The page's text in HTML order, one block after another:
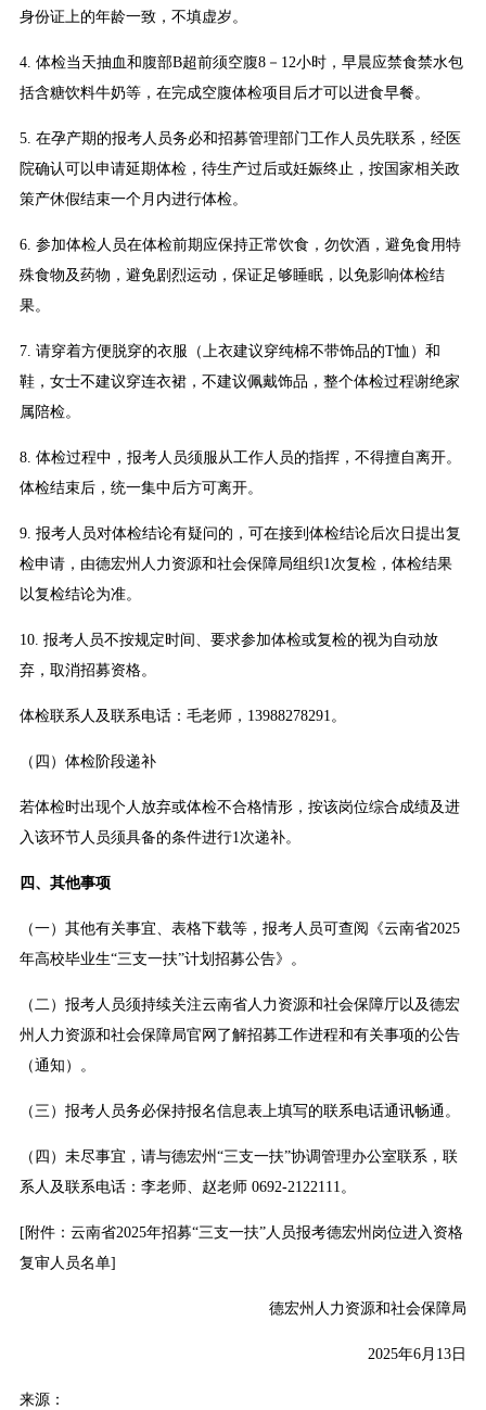
身份证上的年龄一致，不填虚岁。
4. 体检当天抽血和腹部B超前须空腹8－12小时，早晨应禁食禁水包
括含糖饮料牛奶等，在完成空腹体检项目后才可以进食早餐。
5. 在孕产期的报考人员务必和招募管理部门工作人员先联系，经医
院确认可以申请延期体检，待生产过后或妊娠终止，按国家相关政
策产休假结束一个月内进行体检。
6. 参加体检人员在体检前期应保持正常饮食，勿饮酒，避免食用特
殊食物及药物，避免剧烈运动，保证足够睡眠，以免影响体检结
果。
7. 请穿着方便脱穿的衣服（上衣建议穿纯棉不带饰品的T恤）和
鞋，女士不建议穿连衣裙，不建议佩戴饰品，整个体检过程谢绝家
属陪检。
8. 体检过程中，报考人员须服从工作人员的指挥，不得擅自离开。
体检结束后，统一集中后方可离开。
9. 报考人员对体检结论有疑问的，可在接到体检结论后次日提出复
检申请，由德宏州人力资源和社会保障局组织1次复检，体检结果
以复检结论为准。
10. 报考人员不按规定时间、要求参加体检或复检的视为自动放
弃，取消招募资格。
体检联系人及联系电话：毛老师，13988278291。
（四）体检阶段递补
若体检时出现个人放弃或体检不合格情形，按该岗位综合成绩及进
入该环节人员须具备的条件进行1次递补。
四、其他事项
（一）其他有关事宜、表格下载等，报考人员可查阅《云南省2025
年高校毕业生“三支一扶”计划招募公告》。
（二）报考人员须持续关注云南省人力资源和社会保障厅以及德宏
州人力资源和社会保障局官网了解招募工作进程和有关事项的公告
（通知）。
（三）报考人员务必保持报名信息表上填写的联系电话通讯畅通。
（四）未尽事宜，请与德宏州“三支一扶”协调管理办公室联系，联
系人及联系电话：李老师、赵老师 0692-2122111。
[ 附件：云南省2025年招募“三支一扶”人员报考德宏州岗位进入资格
复审人员名单]
德宏州人力资源和社会保障局
2025年6月13日
来源：